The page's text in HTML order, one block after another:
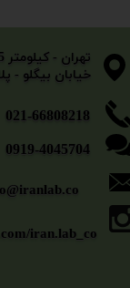
​​​​​021-66808218
0919-4045704
خیابان بیگلو -
iran.lab_co